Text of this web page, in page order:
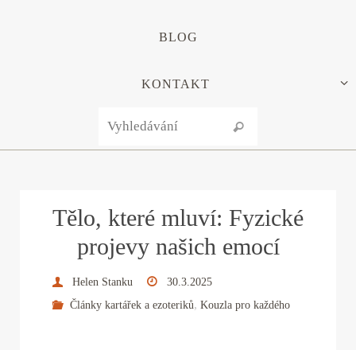
BLOG
KONTAKT
Vyhledávání
Tělo, které mluví: Fyzické
projevy našich emocí
Helen Stanku
30.3.2025
Články kartářek a ezoteriků, Kouzla pro každého